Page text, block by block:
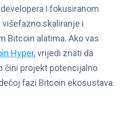
i fokusiranom
skaliranje i
Bitcoin alatima. Ako vas
Hyper, vrijedi znati da
čini projekt potencijalno
fazi Bitcoin ekosustava.